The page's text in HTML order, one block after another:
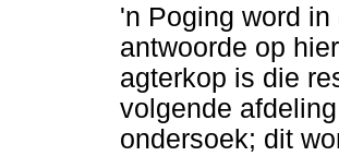
'n Poging word
antwoorde op
agterkop is die
volgende
ondersoek; dit